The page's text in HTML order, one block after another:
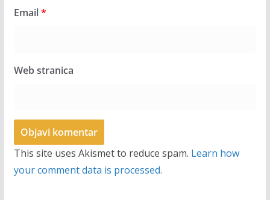
Email*
Web stranica
This site uses Akismet to reduce spam. Learn how
your comment data is processed.